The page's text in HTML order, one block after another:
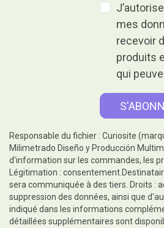
mes
recevoir
produits
qui
Responsable du fichier : Curiosite
Milimetrado Diseño y Producción
d'information sur les commandes, les
Légitimation :
sera communiquée à des tiers. Droits :
suppression des données, ainsi que
indiqué dans les informations
détaillées supplémentaires sont